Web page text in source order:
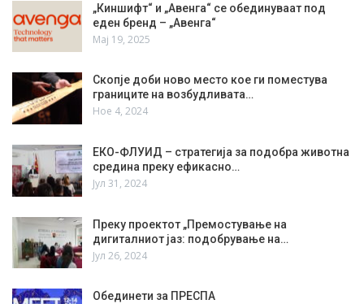
„Киншифт“ и „Авенга“ се обединуваат под
еден бренд – „Авенга“
Мај 19, 2025
Скопје доби ново место кое ги поместува
границите на возбудливата…
Ное 4, 2024
ЕКО-ФЛУИД – стратегија за подобра животна
средина преку ефикасно…
Јул 31, 2024
Преку проектот „Премостување на
дигиталниот јаз: подобрување на…
Јул 26, 2024
Обединети за ПРЕСПА